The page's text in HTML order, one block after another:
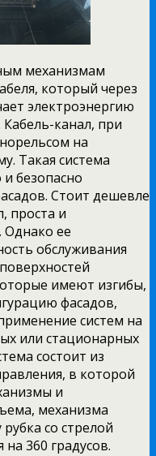
механизмам
который через
электроэнергию
канал, при
на
Такая система
безопасно
Стоит дешевле
проста и
Однако ее
обслуживания
имеют изгибы,
фасадов,
систем на
или стационарных
состоит из
в которой
и
механизма
со стрелой
360 градусов.